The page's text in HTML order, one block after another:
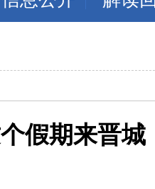
假期来晋城